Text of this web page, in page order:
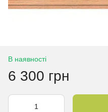
В наявності
6 300 грн